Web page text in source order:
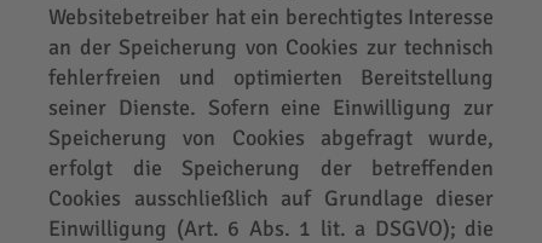
Websitebetreiber hat ein berechtigtes Interesse
an der Speicherung von Cookies zur technisch
fehlerfreien und optimierten Bereitstellung
seiner Dienste. Sofern eine Einwilligung zur
Speicherung von Cookies abgefragt wurde,
erfolgt die Speicherung der betreffenden
Cookies ausschließlich auf Grundlage dieser
Einwilligung (Art. 6 Abs. 1 lit. a DSGVO); die